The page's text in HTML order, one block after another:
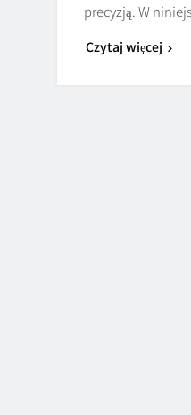
precyzją. W
Czytaj więcej